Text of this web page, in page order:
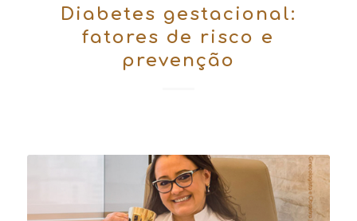
Diabetes gestacional:
fatores de risco e
prevenção